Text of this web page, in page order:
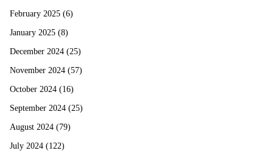
February 2025 (6)
January 2025 (8)
December 2024 (25)
November 2024 (57)
October 2024 (16)
September 2024 (25)
August 2024 (79)
July 2024 (122)